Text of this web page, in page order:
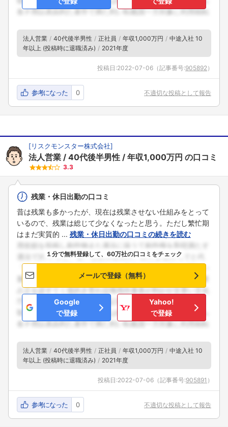
法人営業 40代後半男性 正社員 年収1,000万円
中途入社 10
年以上 (投稿時に退職済み)
2021年度
投稿日:2022-07-06 （記事番号:905892 ）
参考になった 0 不適切な投稿として報告
[リスクモンスター株式会社]
法人営業 40代後半男性 年収1,000万円 の口コミ
3.3
残業・休日出勤の口コミ
昔は残業も多かったが、現在は残業させない仕組みをとって
いるので、残業は総じて少なくなったと思う。ただし繁忙期
はまだ実質的 ... 残業・休日出勤の口コミの続きを読む
１分で無料登録して、60万社の口コミをチェック
メールで登録（無料）
Google
で登録
Yahoo!
で登録
法人営業 40代後半男性 正社員 年収1,000万円
中途入社 10
年以上 (投稿時に退職済み)
2021年度
投稿日:2022-07-06 （記事番号:905891 ）
参考になった 0 不適切な投稿として報告